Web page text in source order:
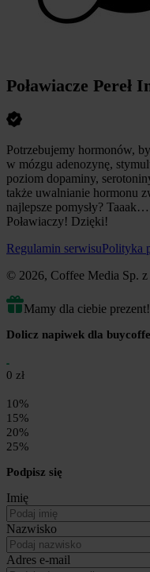
Poławiacze Pereł
Potrzebujemy hormonów,
w mózgu adenozynę,
poziom dopaminy,
także uwalnianie hormonu
najlepsze pomysły?
Poławiaczy! Dzięki!
Regulamin serwisuPolityka
© 2026, Coffee Media Sp. z
Mamy dla ciebie
Dolicz napiwek dla
0 zł
10%
15%
20%
25%
Podpisz się
Imię
Nazwisko
Adres e-mail